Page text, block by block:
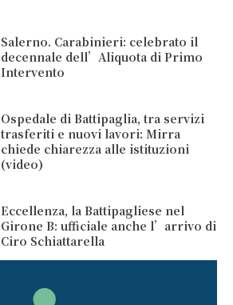
Salerno. Carabinieri: celebrato il
decennale dell’Aliquota di Primo
Intervento
Ospedale di Battipaglia, tra servizi
trasferiti e nuovi lavori: Mirra
chiede chiarezza alle istituzioni
(video)
Eccellenza, la Battipagliese nel
Girone B: ufficiale anche l’arrivo di
Ciro Schiattarella